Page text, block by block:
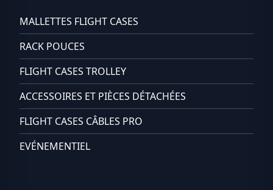
MALLETTES FLIGHT CASES
RACK POUCES
FLIGHT CASES TROLLEY
ACCESSOIRES ET PIÈCES DÉTACHÉES
FLIGHT CASES CÂBLES PRO
EVÉNEMENTIEL